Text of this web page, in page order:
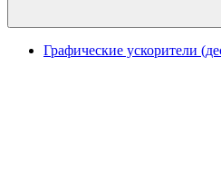
Графические ускорители